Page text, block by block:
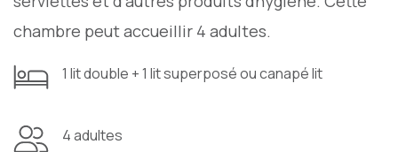
chambre peut accueillir 4 adultes.
1 lit double + 1 lit superposé ou canapé lit
4 adultes